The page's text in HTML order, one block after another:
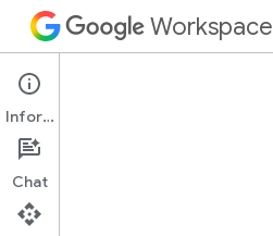
Workspace
Cloud Search
Descripción general
Información
Chat